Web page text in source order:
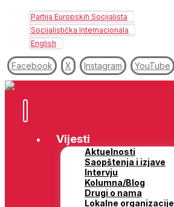
Partija Europskih Socijalista
Socijalistička Internacionala
English
Facebook X Instagram YouTube
Vijesti
Aktuelnosti
Saopštenja i izjave
Intervju
Kolumna/Blog
Drugi o nama
Lokalne organizacije